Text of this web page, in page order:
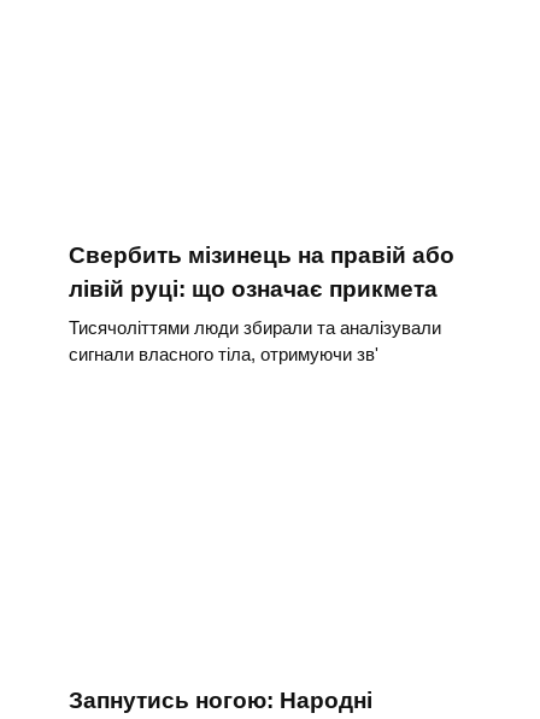
Свербить мізинець на правій або
лівій руці: що означає прикмета
Тисячоліттями люди збирали та аналізували
сигнали власного тіла, отримуючи зв'
Запнутись ногою: Народні